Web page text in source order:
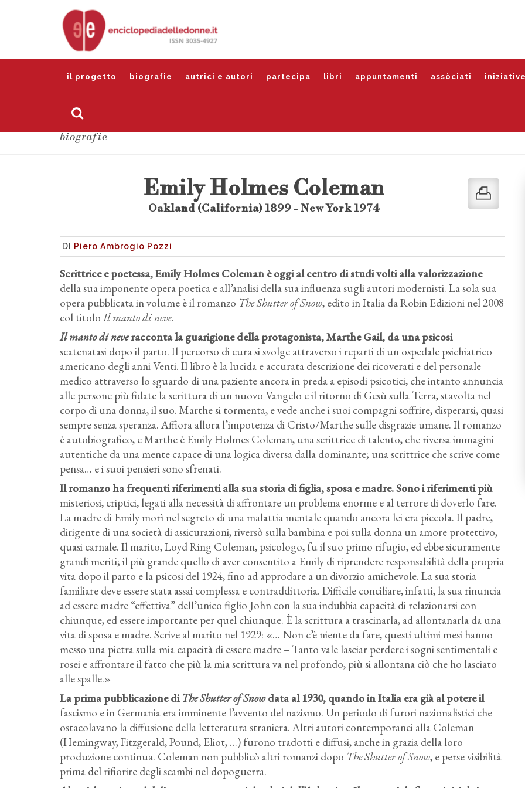
il progetto biografie autrici e autori partecipa libri appuntamenti assòciati
biografie
Emily Holmes Coleman
Oakland (California) 1899 - New York 1974
DI Piero Ambrogio Pozzi
Scrittrice e poetessa, Emily Holmes Coleman è oggi al centro di studi volti alla valorizzazione
della sua imponente opera poetica e all’analisi della sua influenza sugli autori modernisti. La sola sua
opera pubblicata in volume è il romanzo The Shutter of Snow, edito in Italia da Robin Edizioni nel 2008
col titolo Il manto di neve.
Il manto di neveracconta la guarigione della protagonista, Marthe Gail, da una psicosi
scatenatasi dopo il parto. Il percorso di cura si svolge attraverso i reparti di un ospedale psichiatrico
americano degli anni Venti. Il libro è la lucida e accurata descrizione dei ricoverati e del personale
medico attraverso lo sguardo di una paziente ancora in preda a episodi psicotici, che intanto annuncia
alle persone più fidate la scrittura di un nuovo Vangelo e il ritorno di Gesù sulla Terra, stavolta nel
corpo di una donna, il suo. Marthe si tormenta, e vede anche i suoi compagni soffrire, disperarsi, quasi
sempre senza speranza. Affiora allora l’impotenza di Cristo/Marthe sulle disgrazie umane. Il romanzo
è autobiografico, e Marthe è Emily Holmes Coleman, una scrittrice di talento, che riversa immagini
autentiche da una mente capace di una logica diversa dalla dominante; una scrittrice che scrive come
pensa… e i suoi pensieri sono sfrenati.
Il romanzo ha frequenti riferimenti alla sua storia di figlia, sposa e madre. Sono i riferimenti più
misteriosi, criptici, legati alla necessità di affrontare un problema enorme e al terrore di doverlo fare.
La madre di Emily morì nel segreto di una malattia mentale quando ancora lei era piccola. Il padre,
dirigente di una società di assicurazioni, riversò sulla bambina e poi sulla donna un amore protettivo,
quasi carnale. Il marito, Loyd Ring Coleman, psicologo, fu il suo primo rifugio, ed ebbe sicuramente
grandi meriti; il più grande quello di aver consentito a Emily di riprendere responsabilità della propria
vita dopo il parto e la psicosi del 1924, fino ad approdare a un divorzio amichevole. La sua storia
familiare deve essere stata assai complessa e contraddittoria. Difficile conciliare, infatti, la sua rinuncia
ad essere madre “effettiva” dell’unico figlio John con la sua indubbia capacità di relazionarsi con
chiunque, ed essere importante per quel chiunque. È la scrittura a trascinarla, ad allontanarla da una
vita di sposa e madre. Scrive al marito nel 1929: «… Non c’è niente da fare, questi ultimi mesi hanno
messo una pietra sulla mia capacità di essere madre – Tanto vale lasciar perdere i sogni sentimentali e
rosei e affrontare il fatto che più la mia scrittura va nel profondo, più si allontana ciò che ho lasciato
alle spalle.»
La prima pubblicazione di The Shutter of Snowdata al 1930, quando in Italia era già al potere il
fascismo e in Germania era imminente l’avvento del nazismo. Un periodo di furori nazionalistici che
ostacolavano la diffusione della letteratura straniera. Altri autori contemporanei alla Coleman
(Hemingway, Fitzgerald, Pound, Eliot, …) furono tradotti e diffusi, anche in grazia della loro
produzione continua. Coleman non pubblicò altri romanzi dopo The Shutter of Snow, e perse visibilità
prima del rifiorire degli scambi nel dopoguerra.